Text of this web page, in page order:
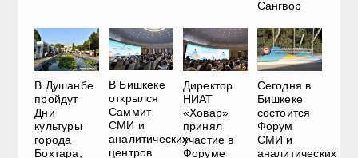
Сангвор
В Душанбе
пройдут
Дни
культуры
города
Бохтара,
В Бишкеке
открылся
Саммит
СМИ и
аналитических
центров
Директор
НИАТ
«Ховар»
принял
участие в
Форуме
Сегодня в
Бишкеке
состоится
Форум
СМИ и
аналитических